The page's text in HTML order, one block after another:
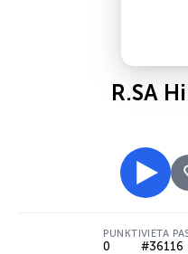
R.SA
PUNKTI
0
VIETA
#36116